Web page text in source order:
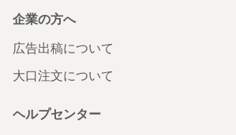
企業の方へ
広告出稿について
大口注文について
ヘルプセンター